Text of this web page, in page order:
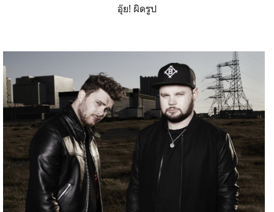
อุ๊ย! ผิดรูป